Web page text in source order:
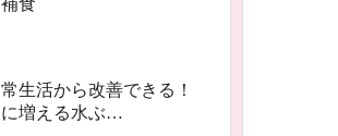
食
常生活から改善できる！
増える水ぶ…